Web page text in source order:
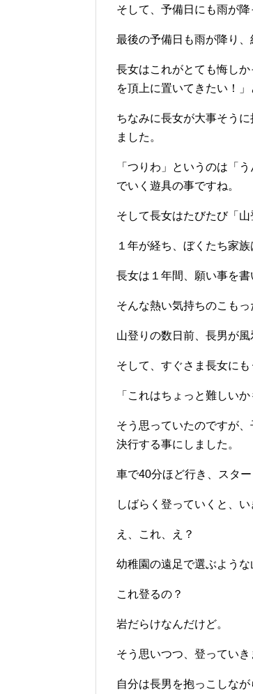
そして、予備日にも雨が降
最後の予備日も雨が降り、
長女はこれがとても悔し
を頂上に置いてきたい！」
ちなみに長女が大事そう
ました。
「つりわ」というのは「
でいく遊具の事ですね。
そして長女はたびたび「
１年が経ち、ぼくたち家
長女は１年間、願い事を書
そんな熱い気持ちのこもっ
山登りの数日前、長男が風
そして、すぐさま長女にも
「これはちょっと難しい
そう思っていたのですが
決行する事にしました。
車で40分ほど行き、スタ
しばらく登っていくと、い
え、これ、え？
幼稚園の遠足で選ぶような
これ登るの？
岩だらけなんだけど。
そう思いつつ、登っていき
自分は長男を抱っこしな